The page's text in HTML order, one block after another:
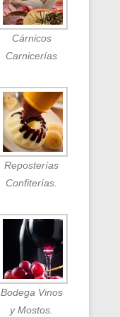
Cárnicos
Carnicerías
Reposterías
Confiterías.
Bodega Vinos
y Mostos.